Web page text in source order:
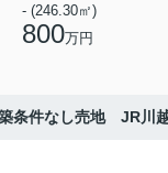
- (246.30㎡)
800万円
条件なし売地 JR川